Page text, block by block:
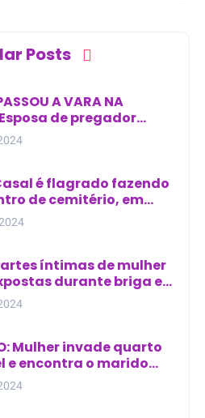
Posts
A VARA NA
de pregador
descobre
extra-conjugal
é flagrado fazendo
de cemitério, em
no Maranhão
íntimas de mulher
durante briga em
Mulher invade quarto
e encontra o marido
na cama